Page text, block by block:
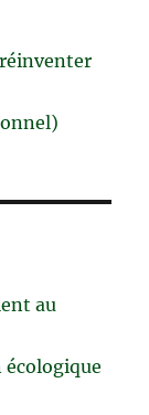
au
écologique